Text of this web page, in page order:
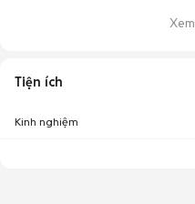
Tiện ích
Kinh nghiệm